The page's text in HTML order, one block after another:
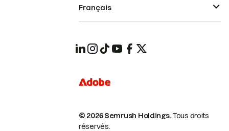
© 2026 Semrush Holdings.Tous droits
réservés.
Français